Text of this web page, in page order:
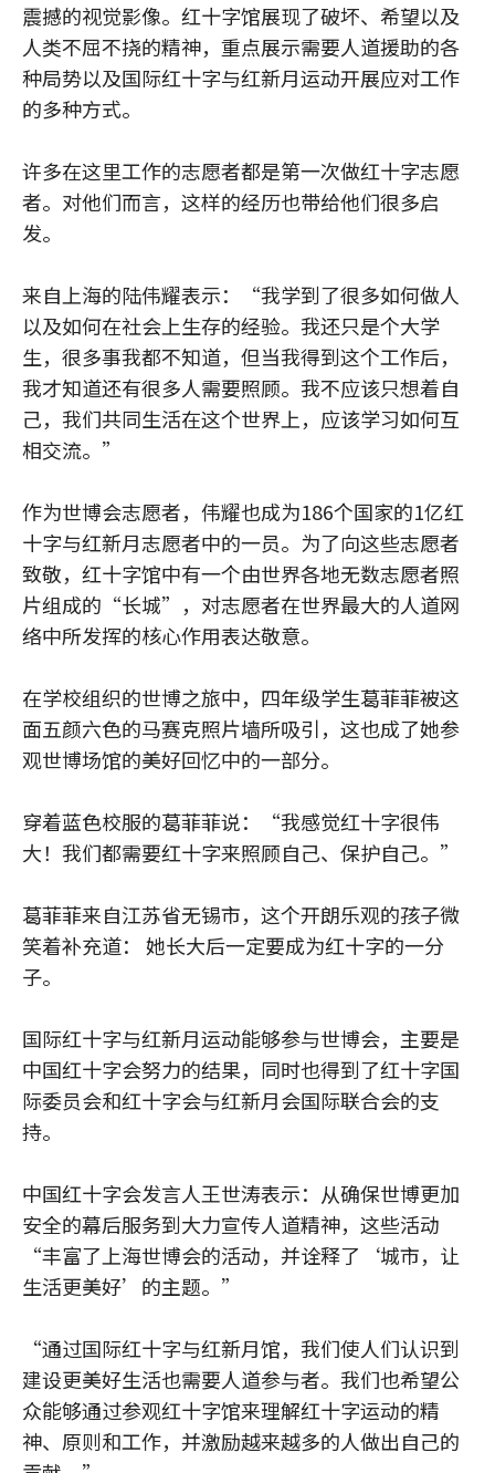
震撼的视觉影像。红十字馆展现了破坏、希望以及
人类不屈不挠的精神，重点展示需要人道援助的各
种局势以及国际红十字与红新月运动开展应对工作
的多种方式。
许多在这里工作的志愿者都是第一次做红十字志愿
者。对他们而言，这样的经历也带给他们很多启
发。
来自上海的陆伟耀表示：“我学到了很多如何做人
以及如何在社会上生存的经验。我还只是个大学
生，很多事我都不知道，但当我得到这个工作后，
我才知道还有很多人需要照顾。我不应该只想着自
己，我们共同生活在这个世界上，应该学习如何互
相交流。”
作为世博会志愿者，伟耀也成为186个国家的1亿红
十字与红新月志愿者中的一员。为了向这些志愿者
致敬，红十字馆中有一个由世界各地无数志愿者照
片组成的“长城”，对志愿者在世界最大的人道网
络中所发挥的核心作用表达敬意。
在学校组织的世博之旅中，四年级学生葛菲菲被这
面五颜六色的马赛克照片墙所吸引，这也成了她参
观世博场馆的美好回忆中的一部分。
穿着蓝色校服的葛菲菲说：“我感觉红十字很伟
大！我们都需要红十字来照顾自己、保护自己。”
葛菲菲来自江苏省无锡市，这个开朗乐观的孩子微
笑着补充道： 她长大后一定要成为红十字的一分
子。
国际红十字与红新月运动能够参与世博会，主要是
中国红十字会努力的结果，同时也得到了红十字国
际委员会和红十字会与红新月会国际联合会的支
持。
中国红十字会发言人王世涛表示：从确保世博更加
安全的幕后服务到大力宣传人道精神，这些活动
“丰富了上海世博会的活动，并诠释了‘城市，让
生活更美好’的主题。”
“通过国际红十字与红新月馆，我们使人们认识到
建设更美好生活也需要人道参与者。我们也希望公
众能够通过参观红十字馆来理解红十字运动的精
神、原则和工作，并激励越来越多的人做出自己的